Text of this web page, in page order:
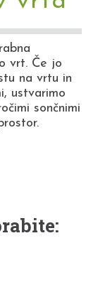
vrt. Če jo
na vrtu in
ustvarimo
sončnimi